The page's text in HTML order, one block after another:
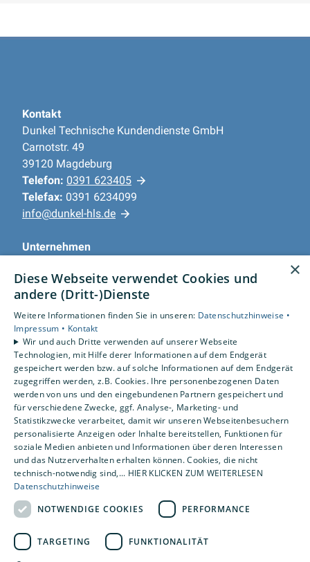
Kontakt
Dunkel Technische Kundendienste GmbH
Carnotstr. 49
39120 Magdeburg
Telefon: 0391 623405
Telefax: 0391 6234099
info@dunkel-hls.de
Unternehmen
Datenschutz
Impressum
Barrierefreiheitserklärung
Leistungen
Privatkunden
Gewerbekunden
Karriere
Unternehmen
Standorte
Magdeburg
×
Diese Webseite verwendet Cookies und
andere (Dritt-)Dienste
Weitere Informationen finden Sie in unseren: Datenschutzhinweise •
Impressum • Kontakt
Wir und auch Dritte verwenden auf unserer Webseite
Technologien, mit Hilfe derer Informationen auf dem Endgerät
gespeichert werden bzw. auf solche Informationen auf dem Endgerät
zugegriffen werden, z.B. Cookies. Ihre personenbezogenen Daten
werden von uns und den eingebundenen Partnern gespeichert und
für verschiedene Zwecke, ggf. Analyse-, Marketing- und
Statistikzwecke verarbeitet, damit wir unseren Webseitenbesuchern
personalisierte Anzeigen oder Inhalte bereitstellen, Funktionen für
soziale Medien anbieten und Informationen über deren Interessen
und das Nutzerverhalten erhalten können. Cookies, die nicht
technisch-notwendig sind,... HIER KLICKEN ZUM WEITERLESEN
Datenschutzhinweise
NOTWENDIGE COOKIES
PERFORMANCE
TARGETING FUNKTIONALITÄT